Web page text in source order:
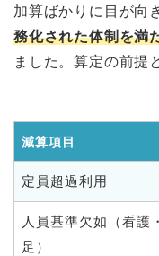
加算ばかりに目が向
務化された体制を満
ました。算定の前提
減算項目
定員超過利用
人員基準欠如（看護
足）